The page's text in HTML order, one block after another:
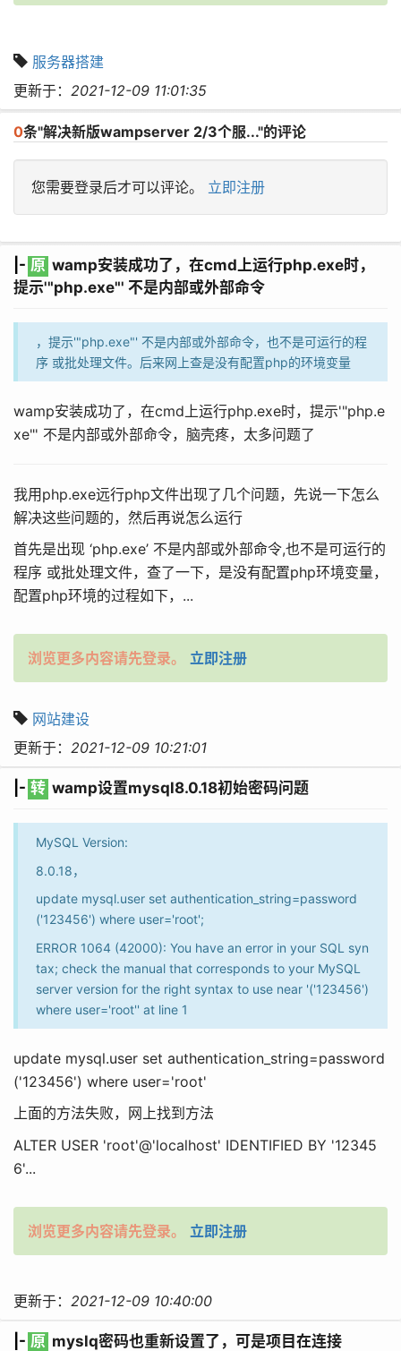
服务器搭建
更新于： 2021-12-09 11:01:35
0条"解决新版wampserver 2/3个服..."的评论
您需要登录后才可以评论。 立即注册
|- 原 wamp安装成功了，在cmd上运行php.exe时，
提示'"php.exe"' 不是内部或外部命令
，提示'"php.exe"' 不是内部或外部命令，也不是可运行的程
序 或批处理文件。后来网上查是没有配置php的环境变量
wamp安装成功了，在cmd上运行php.exe时，提示'"php.e
xe"' 不是内部或外部命令，脑壳疼，太多问题了
我用php.exe远行php文件出现了几个问题，先说一下怎么
解决这些问题的，然后再说怎么运行
首先是出现 ‘php.exe’ 不是内部或外部命令,也不是可运行的
程序 或批处理文件，查了一下，是没有配置php环境变量，
配置php环境的过程如下，...
浏览更多内容请先登录。 立即注册
网站建设
更新于： 2021-12-09 10:21:01
|- 转 wamp设置mysql8.0.18初始密码问题
MySQL Version:
8.0.18，
update mysql.user set authentication_string=password
('123456') where user='root';
ERROR 1064 (42000): You have an error in your SQL syn
tax; check the manual that corresponds to your MySQL
server version for the right syntax to use near '('123456')
where user='root'' at line 1
update mysql.user set authentication_string=password
('123456') where user='root'
上面的方法失败，网上找到方法
ALTER USER 'root'@'localhost' IDENTIFIED BY '12345
6'...
浏览更多内容请先登录。 立即注册
更新于： 2021-12-09 10:40:00
|- 原 myslq密码也重新设置了，可是项目在连接